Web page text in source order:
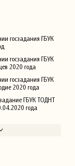
госзадания ГБУК
госзадания ГБУК
2020 года
госзадания ГБУК
2020 года
задание ГБУК ТОДНТ
года